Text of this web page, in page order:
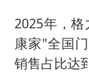
2025年，
康家"全国
销售占比达